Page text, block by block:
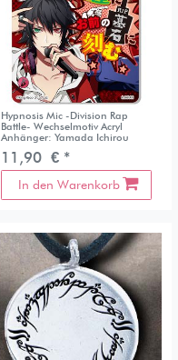
Hypnosis Mic -Division Rap
Battle- Wechselmotiv Acryl
Anhänger: Yamada Ichirou
11,90 € *
In den Warenkorb